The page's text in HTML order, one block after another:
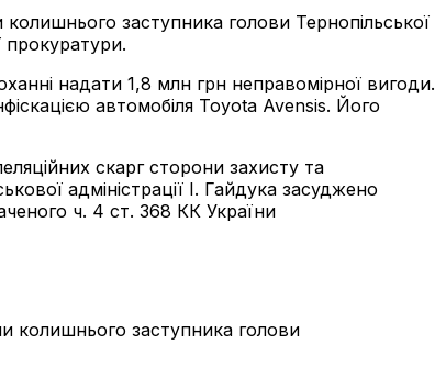
заступника голови Тернопільської
прокуратури.
надати 1,8 млн грн неправомірної вигоди.
автомобіля Toyota Avensis. Його
скарг сторони захисту та
адміністрації І. Гайдука засуджено
ч. 4 ст. 368 КК України
колишнього заступника голови